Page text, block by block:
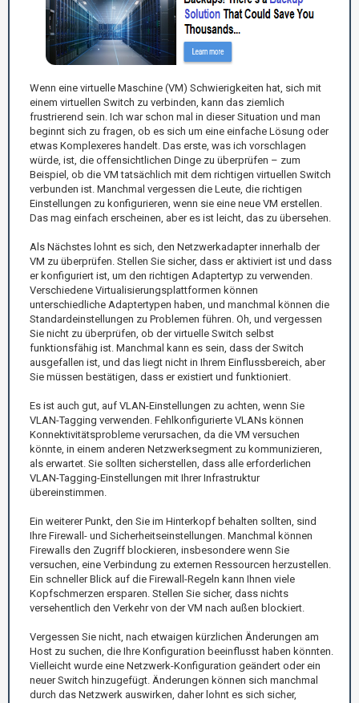
Wenn eine virtuelle Maschine (VM) Schwierigkeiten hat, sich mit
einem virtuellen Switch zu verbinden, kann das ziemlich
frustrierend sein. Ich war schon mal in dieser Situation und man
beginnt sich zu fragen, ob es sich um eine einfache Lösung oder
etwas Komplexeres handelt. Das erste, was ich vorschlagen
würde, ist, die offensichtlichen Dinge zu überprüfen – zum
Beispiel, ob die VM tatsächlich mit dem richtigen virtuellen Switch
verbunden ist. Manchmal vergessen die Leute, die richtigen
Einstellungen zu konfigurieren, wenn sie eine neue VM erstellen.
Das mag einfach erscheinen, aber es ist leicht, das zu übersehen.
Als Nächstes lohnt es sich, den Netzwerkadapter innerhalb der
VM zu überprüfen. Stellen Sie sicher, dass er aktiviert ist und dass
er konfiguriert ist, um den richtigen Adaptertyp zu verwenden.
Verschiedene Virtualisierungsplattformen können
unterschiedliche Adaptertypen haben, und manchmal können die
Standardeinstellungen zu Problemen führen. Oh, und vergessen
Sie nicht zu überprüfen, ob der virtuelle Switch selbst
funktionsfähig ist. Manchmal kann es sein, dass der Switch
ausgefallen ist, und das liegt nicht in Ihrem Einflussbereich, aber
Sie müssen bestätigen, dass er existiert und funktioniert.
Es ist auch gut, auf VLAN-Einstellungen zu achten, wenn Sie
VLAN-Tagging verwenden. Fehlkonfigurierte VLANs können
Konnektivitätsprobleme verursachen, da die VM versuchen
könnte, in einem anderen Netzwerksegment zu kommunizieren,
als erwartet. Sie sollten sicherstellen, dass alle erforderlichen
VLAN-Tagging-Einstellungen mit Ihrer Infrastruktur
übereinstimmen.
Ein weiterer Punkt, den Sie im Hinterkopf behalten sollten, sind
Ihre Firewall- und Sicherheitseinstellungen. Manchmal können
Firewalls den Zugriff blockieren, insbesondere wenn Sie
versuchen, eine Verbindung zu externen Ressourcen herzustellen.
Ein schneller Blick auf die Firewall-Regeln kann Ihnen viele
Kopfschmerzen ersparen. Stellen Sie sicher, dass nichts
versehentlich den Verkehr von der VM nach außen blockiert.
Vergessen Sie nicht, nach etwaigen kürzlichen Änderungen am
Host zu suchen, die Ihre Konfiguration beeinflusst haben könnten.
Vielleicht wurde eine Netzwerk-Konfiguration geändert oder ein
neuer Switch hinzugefügt. Änderungen können sich manchmal
durch das Netzwerk auswirken, daher lohnt es sich sicher,